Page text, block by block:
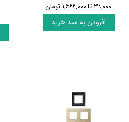
۳۹,۰۰۰ تا ۱,۶۶۶,۰۰۰ تومان
افزودن به سبد خرید